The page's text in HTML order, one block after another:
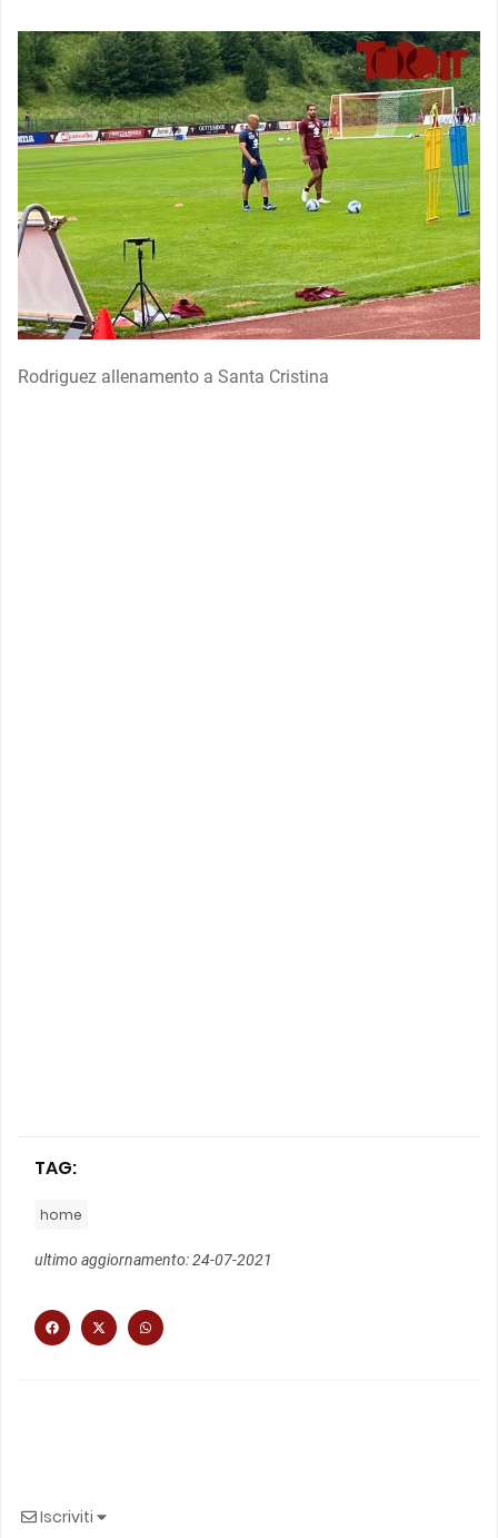
Rodriguez allenamento a Santa Cristina
TAG:
home
ultimo aggiornamento: 24-07-2021
Iscriviti